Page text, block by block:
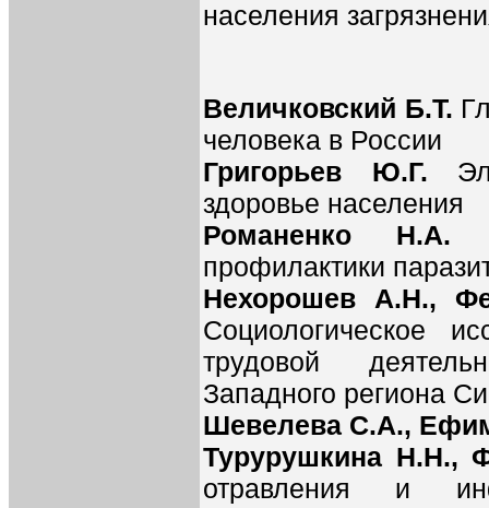
населения
Величковский Б.Т.
человека в России
Григорьев Ю.Г.
здоровье населения
Романенко
профилактики
Нехорошев А.Н.,
Социологическое
трудовой
Западного региона
Шевелева С.А.,
Турурушкина Н.Н.,
отравления и